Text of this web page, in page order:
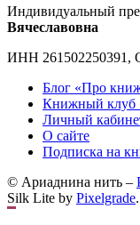
Индивидуальный
Вячеславовна
ИНН 261502250391,
Блог «Про
Книжный клуб
Личный
О сайте
Подписка на
© Ариаднина нить –
Silk Lite by Pixelgrade.